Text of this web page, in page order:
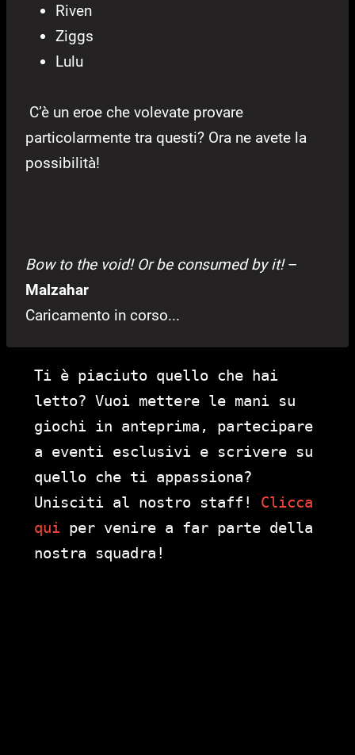
Riven
Ziggs
Lulu
C’è un eroe che volevate provare
particolarmente tra questi? Ora ne avete la
possibilità!
Bow to the void! Or be consumed by it!–
Malzahar
Caricamento in corso...
Ti è piaciuto quello che hai
letto? Vuoi mettere le mani su
giochi in anteprima, partecipare
a eventi esclusivi e scrivere su
quello che ti appassiona?
Unisciti al nostro staff! Clicca
qui per venire a far parte della
nostra squadra!